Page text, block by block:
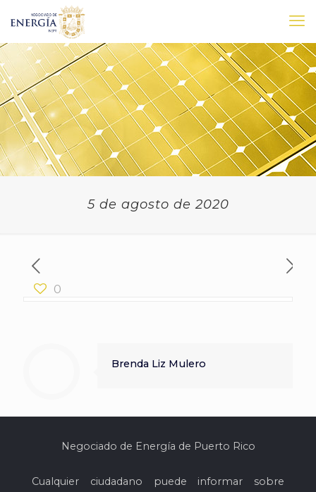
5 de agosto de 2020
0
Brenda Liz Mulero
Negociado de Energía de Puerto Rico
Cualquier ciudadano puede informar sobre